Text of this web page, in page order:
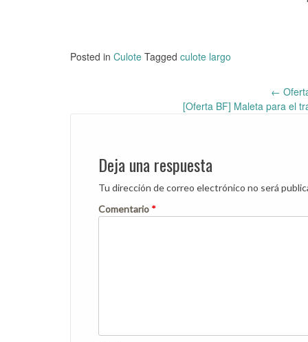
Posted in Culote Tagged culote largo
Post
←
[Oferta BF] Maleta para el
Deja una respuesta
Tu dirección de correo electrónico no será
Comentario *